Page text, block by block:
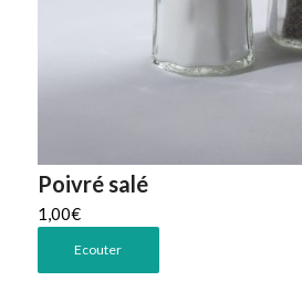
Poivré salé
1,00€
Ecouter